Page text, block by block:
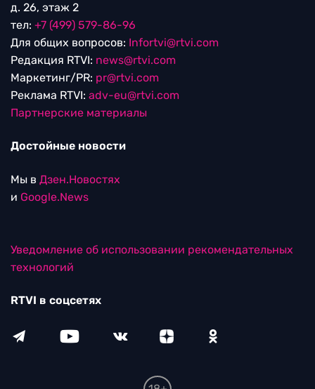
д. 26, этаж 2
тел: +7 (499) 579-86-96
Для общих вопросов: Infortvi@rtvi.com
Редакция RTVI: news@rtvi.com
Маркетинг/PR: pr@rtvi.com
Реклама RTVI: adv-eu@rtvi.com
Партнерские материалы
Достойные новости
Мы в Дзен.Новостях
и Google.News
Уведомление об использовании рекомендательных
технологий
RTVI в соцсетях